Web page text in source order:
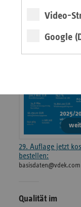
Video-
Google
Informationen
erschienen
29. Auflage jetzt
bestellen:
basisdaten@vdek.com
Qualität im